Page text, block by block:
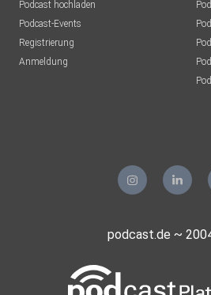
Podcast hochladen
Podcast-Events
Registrierung
Anmeldung
podcast.de ~